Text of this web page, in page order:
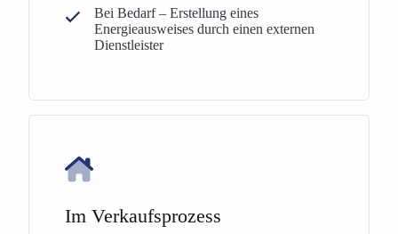
Bei Bedarf – Erstellung eines
Energieausweises durch einen externen
Dienstleister
Im Verkaufsprozess